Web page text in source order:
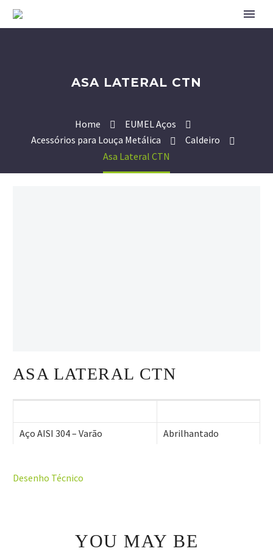
ASA LATERAL CTN
Home
EUMEL Aços
Acessórios para Louça Metálica
Caldeiro
Asa Lateral CTN
ASA LATERAL CTN
Aço AISI 304 – Varão Abrilhantado
Desenho Técnico
YOU MAY BE